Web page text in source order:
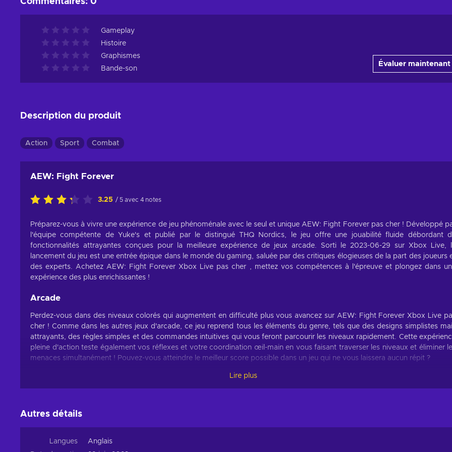
Gameplay
Histoire
Graphismes
Bande-son
Évaluer maintenant
Description du produit
Action Sport Combat
AEW: Fight Forever
3.25 / 5 avec 4 notes
Préparez-vous à vivre une expérience de jeu phénoménale avec le seul et unique AEW: Fight Forever pas cher ! Développé
l'équipe compétente de Yuke's et publié par le distingué THQ Nordics, le jeu offre une jouabilité fluide débordant
fonctionnalités attrayantes conçues pour la meilleure expérience de jeux arcade. Sorti le 2023-06-29 sur Xbox Live,
lancement du jeu est une entrée épique dans le monde du gaming, saluée par des critiques élogieuses de la part des joueurs
des experts. Achetez AEW: Fight Forever Xbox Live pas cher , mettez vos compétences à l'épreuve et plongez dans
expérience des plus enrichissantes !
Arcade
Perdez-vous dans des niveaux colorés qui augmentent en difficulté plus vous avancez sur AEW: Fight Forever Xbox Live
cher ! Comme dans les autres jeux d'arcade, ce jeu reprend tous les éléments du genre, tels que des designs simplistes
attrayants, des règles simples et des commandes intuitives qui vous feront parcourir les niveaux rapidement. Cette
pleine d'action teste également vos réflexes et votre coordination œil-main en vous faisant traverser les niveaux et éliminer
menaces simultanément ! Pouvez-vous atteindre le meilleur score possible dans un jeu qui ne vous laissera aucun répit ?
Graphismes 3D - Le monde est présenté en trois dimensions et peut être vu et tourné sous tous les angles ;
Action - Vous devez surmonter divers défis en visant précisément et en réagissant rapidement ;
Lire plus
Autres détails
Langues
Anglais